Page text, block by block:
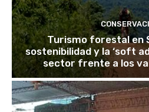
Turismo forestal en
sostenibilidad y la ‘soft
sector frente a los